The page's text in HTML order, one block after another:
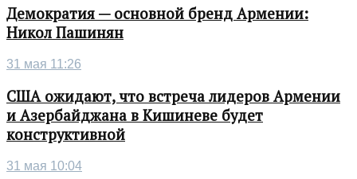
Демократия — основной бренд Армении:
Никол Пашинян
31 мая 11:26
США ожидают, что встреча лидеров Армении
и Азербайджана в Кишиневе будет
конструктивной
31 мая 10:04